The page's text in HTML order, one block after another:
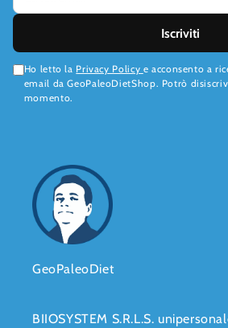
Iscriviti
Ho letto la Privacy Policy e acconsento a
email da GeoPaleoDietShop. Potrò
momento.
GeoPaleoDiet
BIIOSYSTEM S.R.L.S.